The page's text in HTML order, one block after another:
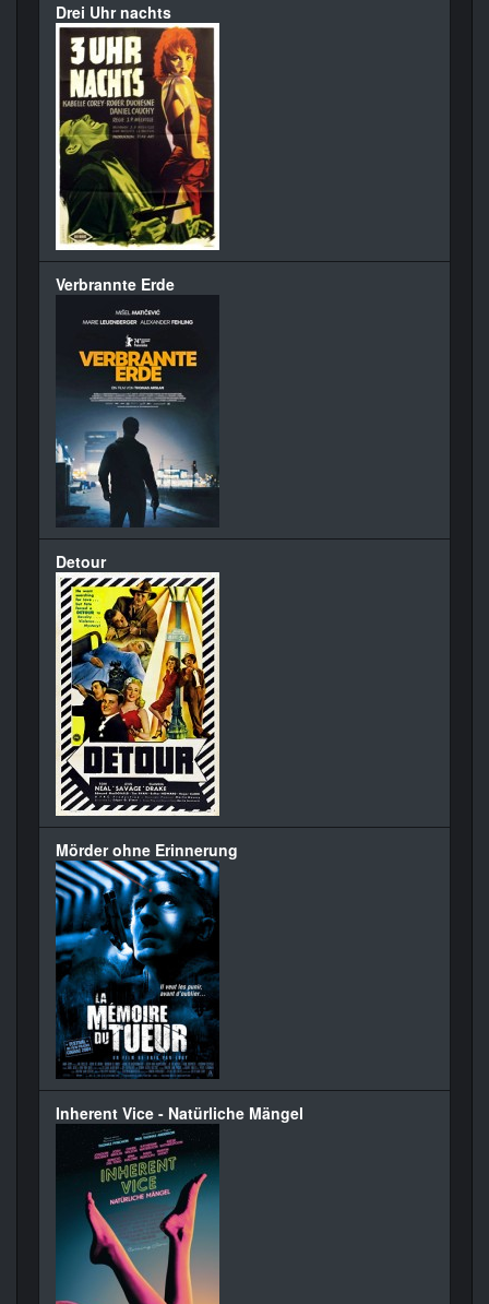
Drei Uhr nachts
Verbrannte Erde
Detour
Mörder ohne Erinnerung
Inherent Vice - Natürliche Mängel